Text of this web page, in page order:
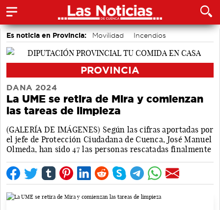
Es noticia en Provincia: Movilidad Incendios
PROVINCIA
DANA 2024
La UME se retira de Mira y comienzan
las tareas de limpieza
(GALERÍA DE IMÁGENES) Según las cifras aportadas por
el jefe de Protección Ciudadana de Cuenca, José Manuel
Olmeda, han sido 47 las personas rescatadas finalmente